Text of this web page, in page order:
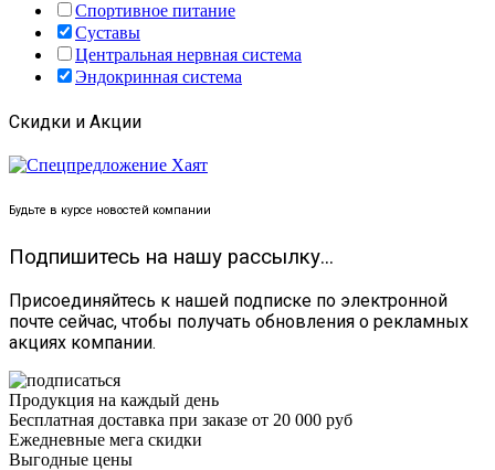
Спортивное питание
Суставы
Центральная нервная система
Эндокринная система
Скидки и Акции
Будьте в курсе новостей компании
Подпишитесь на нашу рассылку...
Присоединяйтесь к нашей подписке по электронной
почте сейчас, чтобы получать обновления о рекламных
акциях компании.
Продукция на каждый день
Бесплатная доставка при заказе от 20 000 руб
Ежедневные мега скидки
Выгодные цены